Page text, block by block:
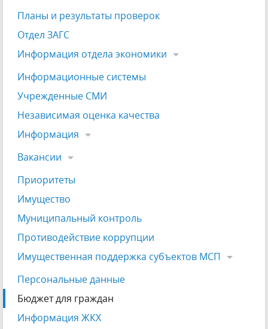
Планы и результаты проверок
Отдел ЗАГС
Информация отдела экономики
Информационные системы
Учрежденные СМИ
Независимая оценка качества
Информация
Вакансии
Приоритеты
Имущество
Муниципальный контроль
Противодействие коррупции
Имущественная поддержка субъектов МСП
Персональные данные
Бюджет для граждан
Информация ЖКХ